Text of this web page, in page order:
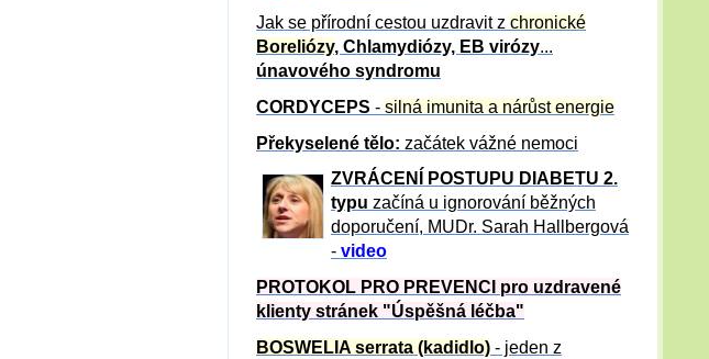
Jak se přírodní cestou uzdravit z chronické
Boreliózy, Chlamydiózy, EB virózy...
únavového syndromu
CORDYCEPS - silná imunita a nárůst energie
Překyselené tělo: začátek vážné nemoci
ZVRÁCE NÍ POSTUPU DIABETU 2.
typu začíná u ignorování běžných
doporučení, MUDr. Sarah Hallbergová
- video
PROTOKOL PRO PREVENCI pro uzdravené
klienty stránek "Úspěšná léčba"
BOSWELIA serrata (kadidlo) - jeden z